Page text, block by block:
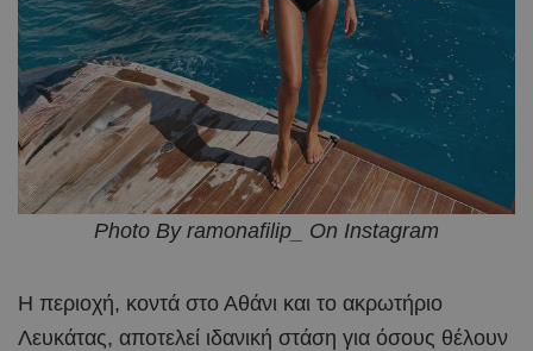
Photo By ramonafilip_ On Instagram
Η περιοχή, κοντά στο Αθάνι και το ακρωτήριο
Λευκάτας, αποτελεί ιδανική στάση για όσους θέλουν